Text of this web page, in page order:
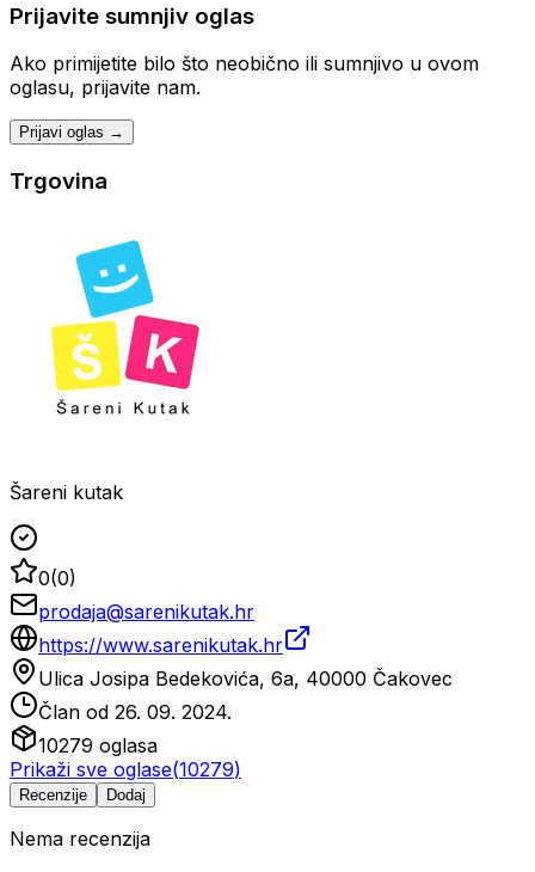
Prijavite sumnjiv oglas
Ako primijetite bilo što neobično ili sumnjivo u ovom
oglasu, prijavite nam.
Prijavi oglas →
Trgovina
Šareni kutak
0(0)
prodaja@sarenikutak.hr
https://www.sarenikutak.hr
Ulica Josipa Bedekovića, 6a, 40000 Čakovec
Član od 26. 09. 2024.
10279 oglasa
Prikaži sve oglase(10279)
Recenzije Dodaj
Nema recenzija